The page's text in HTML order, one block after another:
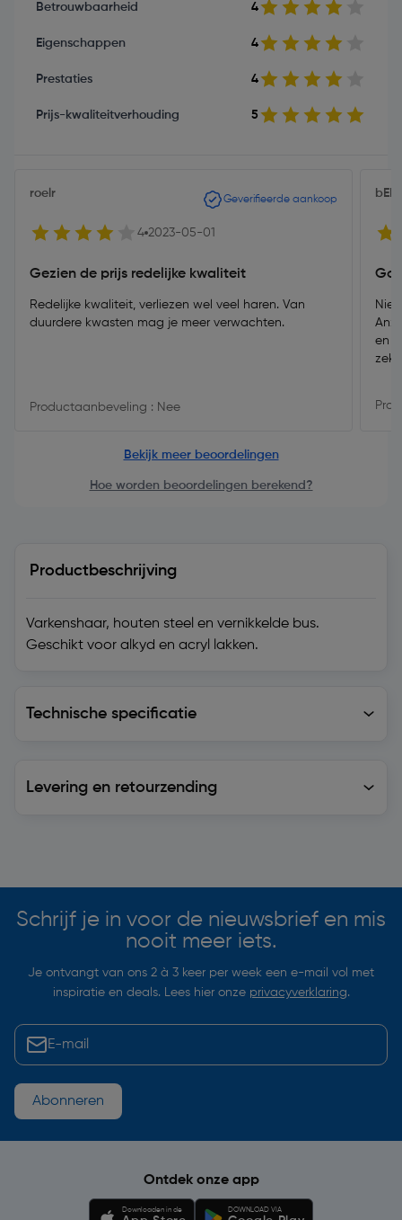
Betrouwbaarheid 4
Eigenschappen 4
Prestaties 4
Prijs-kwaliteitverhouding 5
roelr Geverifieerde aankoop
4 2023-05-01
Gezien de prijs redelijke kwaliteit
Redelijke kwaliteit, verliezen wel veel haren. Van
duurdere kwasten mag je meer verwachten.
Productaanbeveling : Nee
en
Bekijk meer beoordelingen
Hoe worden beoordelingen berekend?
Productbeschrijving
Varkenshaar, houten steel en vernikkelde bus.
Geschikt voor alkyd en acryl lakken.
Technische specificatie
Levering en retourzending
Schrijf je in voor de nieuwsbrief en mis
nooit meer iets.
Je ontvangt van ons 2 à 3 keer per week een e-mail vol met
inspiratie en deals. Lees hier onze privacyverklaring.
Abonneren
Ontdek onze app
Downloaden in de DOWNLOAD VIA